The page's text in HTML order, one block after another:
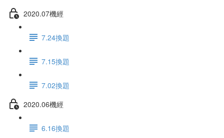
2020.07機經
7.24換題
7.15換題
7.02換題
2020.06機經
6.16換題